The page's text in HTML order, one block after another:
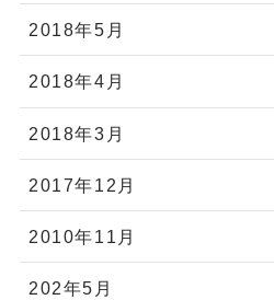
2018年5月
2018年4月
2018年3月
2017年12月
2010年11月
202年5月